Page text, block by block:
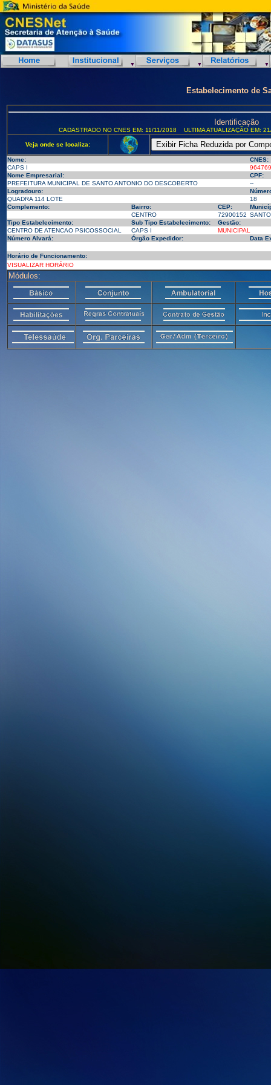
Estabelecimento de
Identificação
CADASTRADO NO CNES EM: 11/11/2018 ULTIMA ATUALIZAÇÃO EM:
Veja onde se localiza:
Nome:
CNES:
CAPS I
Nome Empresarial:
CPF:
PREFEITURA MUNICIPAL DE SANTO ANTONIO DO DESCOBERTO
--
Logradouro:
QUADRA 114 LOTE
18
Complemento:
Bairro: CEP:
CENTRO
72900152
Tipo Estabelecimento:
Sub Tipo Estabelecimento:
Gestão:
CENTRO DE ATENCAO PSICOSSOCIAL
CAPS I
MUNICIPAL
Número Alvará:
Órgão Expedidor: Data
Horário de Funcionamento:
VISUALIZAR HORÁRIO
Módulos: